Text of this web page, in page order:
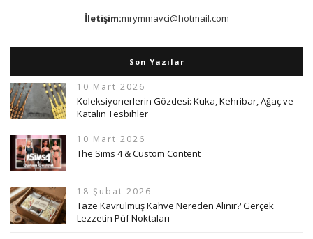
İletişim:mrymmavci@hotmail.com
Son Yazılar
10 Mart 2026
Koleksiyonerlerin Gözdesi: Kuka, Kehribar, Ağaç ve
Katalin Tesbihler
10 Mart 2026
The Sims 4 & Custom Content
18 Şubat 2026
Taze Kavrulmuş Kahve Nereden Alınır? Gerçek
Lezzetin Püf Noktaları